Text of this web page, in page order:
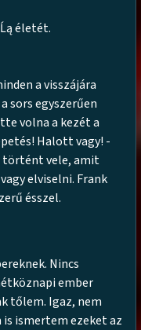
életét.
a visszájára
sors egyszerűen
volna a kezét a
Halott vagy! -
történt vele, amit
elviselni. Frank
ésszel.
Nincs
ember
tőlem. Igaz, nem
is ismertem ezeket az